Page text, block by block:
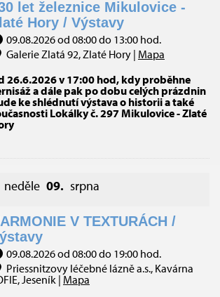
let železnice Mikulovice -
Hory / Výstavy
09.08.2026 od 08:00 do 13:00 hod.
Galerie Zlatá 92, Zlaté Hory | Mapa
26.6.2026 v 17:00 hod, kdy proběhne
a dále pak po dobu celých prázdnin
ke shlédnutí výstava o historii a také
Lokálky č. 297 Mikulovice - Zlaté
neděle 09. srpna
V TEXTURÁCH /
09.08.2026 od 08:00 do 19:00 hod.
Priessnitzovy léčebné lázně a.s., Kavárna
Jeseník |Mapa